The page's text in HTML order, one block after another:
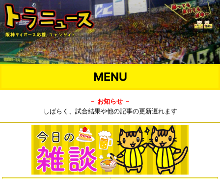
MENU
－ お知らせ －
しばらく、試合結果や他の記事の更新遅れます